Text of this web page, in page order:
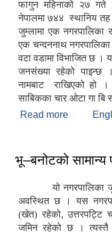
फागुन महिनाको २७ गते
नेपालमा ७४४ स्थानिय
जुम्लामा एक नगरपालिका
एक चन्दननाथ
वटा वडामा विभाजित छ ।
जनसंख्या रहेको पाइन्छ
नामबाट राखिएको हो
साबिकका चार ओटा गा
Read more about
भू–बनोटको सामान्य
यो नगरपालिका
अवस्थित छ । यस
(खेत) रहेको,उत्तरपट्टि
जमिन रहेको छ । त्यस्तै